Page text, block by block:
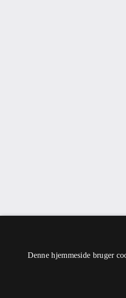
Denne hjemmeside bruger